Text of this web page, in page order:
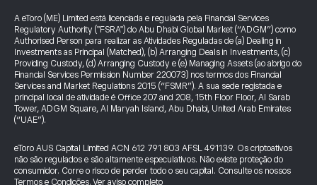
A eToro (ME) Limited está licenciada e regulada pela Financial Services
Regulatory Authority ("FSRA") do Abu Dhabi Global Market (“ADGM”) como
Authorised Person para realizar as Atividades Reguladas de (a) Dealing in
Investments as Principal (Matched), (b) Arranging Deals in Investments, (c)
Providing Custody, (d) Arranging Custody e (e) Managing Assets (ao abrigo do
Financial Services Permission Number 220073) nos termos dos Financial
Services and Market Regulations 2015 (“FSMR”). A sua sede registada e
principal local de atividade é Office 207 and 208, 15th Floor Floor, Al Sarab
Tower, ADGM Square, Al Maryah Island, Abu Dhabi, United Arab Emirates
(“UAE”).
eToro AUS Capital Limited ACN 612 791 803 AFSL 491139. Os criptoativos
não são regulados e são altamente especulativos. Não existe proteção do
consumidor. Corre o risco de perder todo o seu capital. Consulte os nossos
Termos e Condições.Ver aviso completo